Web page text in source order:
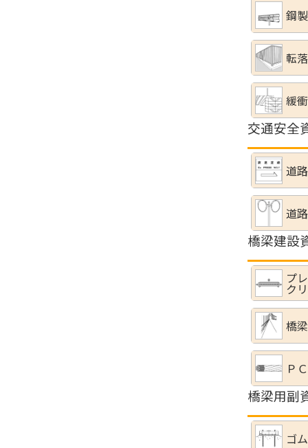
鋼
転
緩
交通安全
道
道
橋梁建設
プ
ク
橋
Ｐ
橋梁用副
ゴ